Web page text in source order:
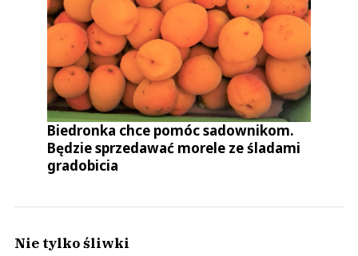
Biedronka chce pomóc sadownikom.
Będzie sprzedawać morele ze śladami
gradobicia
Nie tylko śliwki